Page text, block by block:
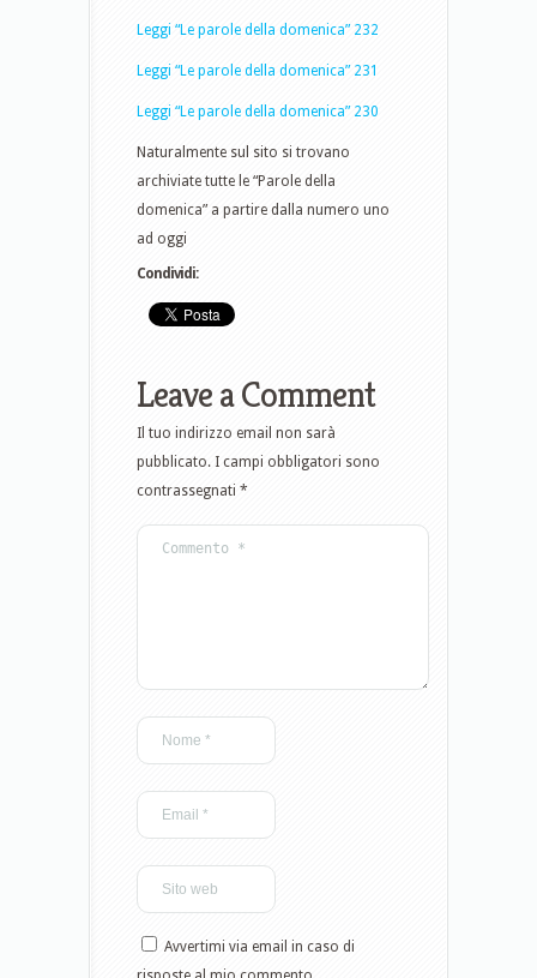
Leggi “Le parole della domenica” 232
Leggi “Le parole della domenica” 231
Leggi “Le parole della domenica” 230
Naturalmente sul sito si trovano
archiviate tutte le “Parole della
domenica” a partire dalla numero uno
ad oggi
Condividi:
Leave a Comment
Il tuo indirizzo email non sarà
pubblicato. I campi obbligatori sono
contrassegnati *
Avvertimi via email in caso di